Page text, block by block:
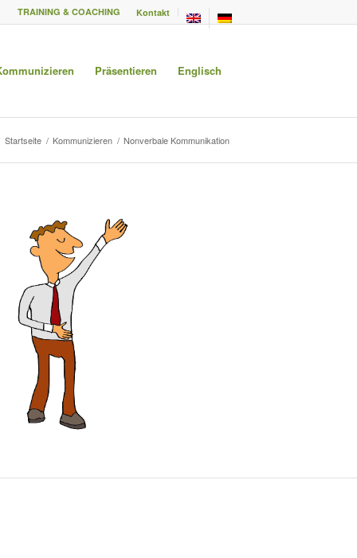
Kontakt
TRAINING & COACHING
Präsentieren Englisch
Startseite / Kommunizieren / Nonverbale Kommunikation